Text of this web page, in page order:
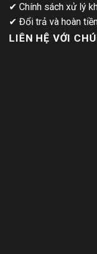
✔ Chính sách xử lý
✔ Đổi trả và hoàn
LIÊN HỆ VỚI